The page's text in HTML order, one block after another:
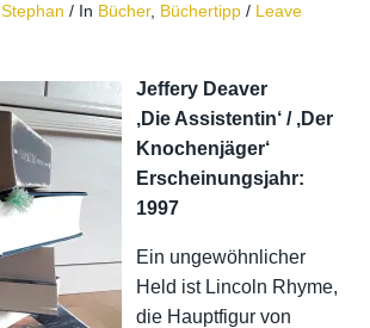
Stephan / In Bücher, Büchertipp / Leave
Jeffery Deaver
‚Die Assistentin‘ / ‚Der
Knochenjäger‘
Erscheinungsjahr:
1997
Ein ungewöhnlicher
Held ist Lincoln Rhyme,
die Hauptfigur von